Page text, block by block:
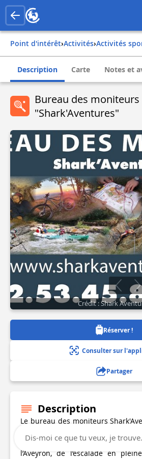
Point d'intérêt› Activités› Activités
Description Carte Notes et
Bureau des moniteurs
"Shark'Aventures"
Crédit : Shark
Réserver !
Consulter sur
Partager
Description
Le bureau des moniteurs
Des sorties en canoë kayak
l’Aveyron, de l’escalade en
Dis-moi ce que tu veux, je